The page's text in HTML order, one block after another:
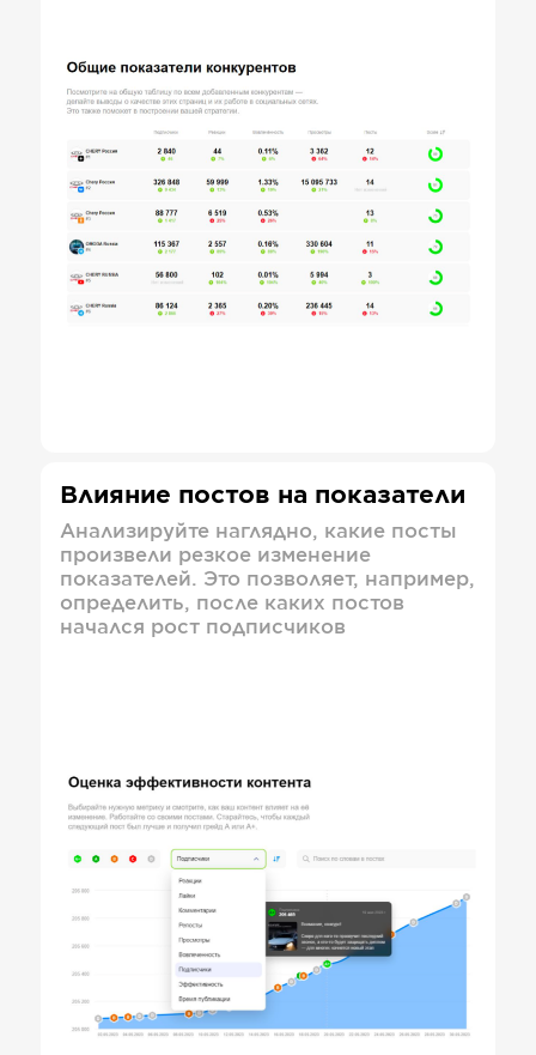
Влияние постов на показатели
Анализируйте наглядно, какие посты
произвели резкое изменение
показателей. Это позволяет, например,
определить, после каких постов
начался рост подписчиков